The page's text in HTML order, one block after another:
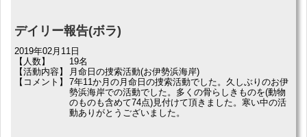
デイリー報告(ボラ)
2019年02月11日
【人数】
19名
【活動内容】
月命日の捜索活動(お伊勢浜海岸)
【コメント】
7年11か月の月命日の捜索活動でした。久しぶりのお伊
勢浜海岸での活動でした。多くの骨らしきものを(動物
のものも含めて74点)見付けて頂きました。寒い中の活
動ありがとうございました。